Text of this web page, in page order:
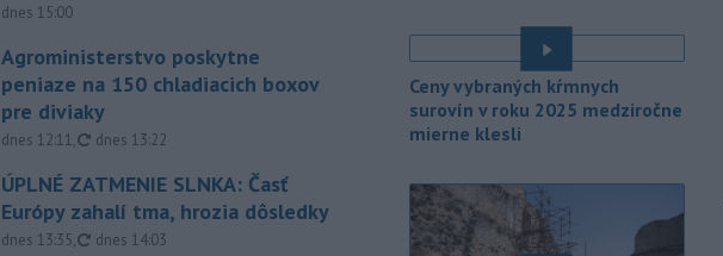
dnes 15:00
Agroministerstvo poskytne
peniaze na 150 chladiacich boxov
pre diviaky
dnes 12:11, aktualizované
dnes 13:22
ÚPLNÉ ZATMENIE SLNKA: Časť
Európy zahalí tma, hrozia dôsledky
dnes 13:35, aktualizované
dnes 14:03
Slovenského
hydrometeorologického ústavu
(SHMÚ) vo štvrtok opäť zaznamenali
nový absolútny rekord teploty
vzduchu. V Dolných Plachtinciach v
popoludní 42 stupňov Celzia.
13:41 - Podpredsedníčka
Ceny vybraných kŕmnych
surovín v roku 2025 medziročne
mierne klesli